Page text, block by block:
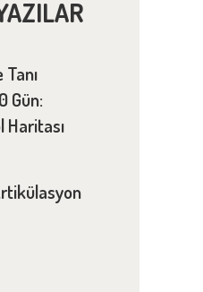
Gün:
Haritası